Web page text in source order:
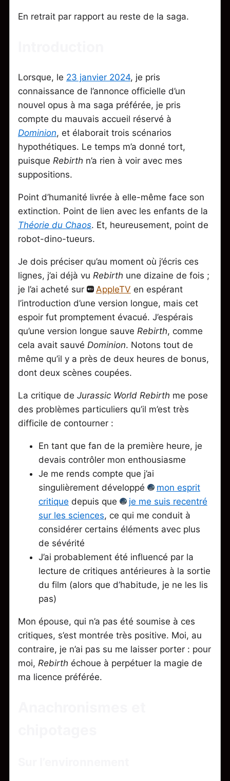
En retrait par rapport au reste de la saga.
Lorsque, le 23 janvier 2024, je pris
connaissance de l’annonce officielle d’un
nouvel opus à ma saga préférée, je pris
compte du mauvais accueil réservé à
Dominion, et élaborait trois scénarios
hypothétiques. Le temps m’a donné tort,
puisque Rebirth n’a rien à voir avec mes
suppositions.
Point d’humanité livrée à elle-même face son
extinction. Point de lien avec les enfants de la
Théorie du Chaos. Et, heureusement, point de
robot-dino-tueurs.
Je dois préciser qu’au moment où j’écris ces
lignes, j’ai déjà vu Rebirth une dizaine de fois ;
je l’ai acheté sur
AppleTV en espérant
l’introduction d’une version longue, mais cet
espoir fut promptement évacué. J’espérais
qu’une version longue sauve Rebirth, comme
cela avait sauvé Dominion. Notons tout de
même qu’il y a près de deux heures de bonus,
dont deux scènes coupées.
La critique de Jurassic World Rebirth me pose
des problèmes particuliers qu’il m’est très
difficile de contourner :
En tant que fan de la première heure, je
devais contrôler mon enthousiasme
Je me rends compte que j’ai
singulièrement développé
mon esprit
critique depuis que
je me suis recentré
sur les sciences, ce qui me conduit à
considérer certains éléments avec plus
de sévérité
J’ai probablement été influencé par la
lecture de critiques antérieures à la sortie
du film (alors que d’habitude, je ne les lis
pas)
Mon épouse, qui n’a pas été soumise à ces
critiques, s’est montrée très positive. Moi, au
contraire, je n’ai pas su me laisser porter : pour
moi, Rebirth échoue à perpétuer la magie de
ma licence préférée.